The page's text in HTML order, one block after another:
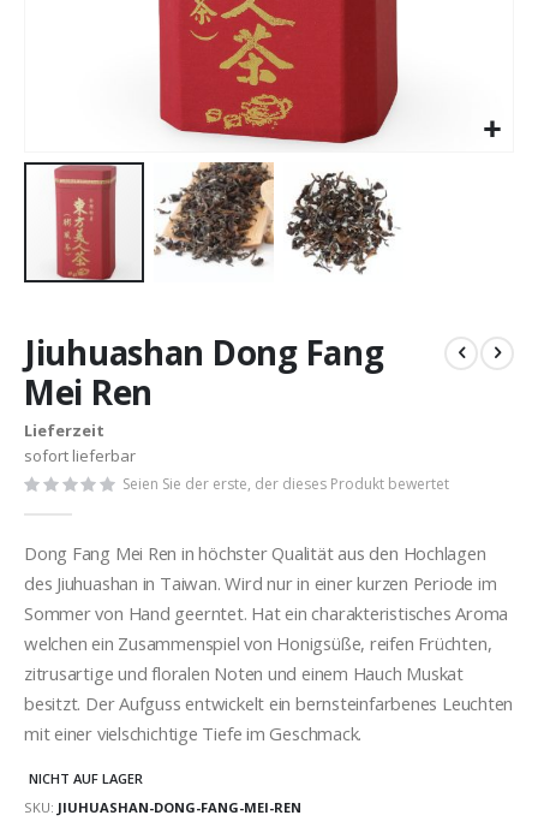
der
Bildergalerie
springen
Jiuhuashan Dong Fang
Mei Ren
Lieferzeit
sofort lieferbar
Seien Sie der erste, der dieses Produkt bewertet
Dong Fang Mei Ren in höchster Qualität aus den Hochlagen
des Jiuhuashan in Taiwan. Wird nur in einer kurzen Periode im
Sommer von Hand geerntet. Hat ein charakteristisches Aroma
welchen ein Zusammenspiel von Honigsüße, reifen Früchten,
zitrusartige und floralen Noten und einem Hauch Muskat
besitzt. Der Aufguss entwickelt ein bernsteinfarbenes Leuchten
mit einer vielschichtige Tiefe im Geschmack.
NICHT AUF LAGER
SKU JIUHUASHAN-DONG-FANG-MEI-REN